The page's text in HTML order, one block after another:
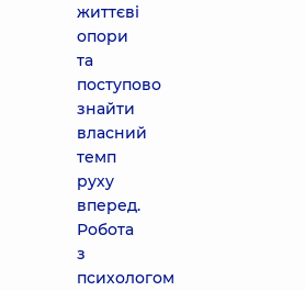
життєві
опори
та
поступово
знайти
власний
темп
руху
вперед.
Робота
з
психологом